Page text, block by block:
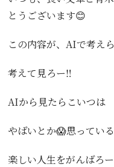
とうございます😊
この内容が、AIで考え
考えて見ろー‼️
AIから見たらこいつは
やばいとか😱思ってい
楽しい人生をがんばろ